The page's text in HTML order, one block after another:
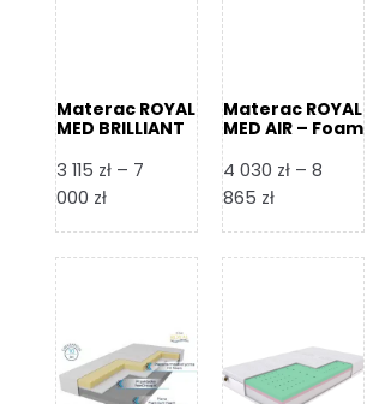
Materac ROYAL
MED BRILLIANT
3 115 zł – 7
000 złZakres
od
7
000 zł
Materac ROYAL
MED AIR – Foam
4 030 zł – 8
865 złZakres
od
8
865 zł